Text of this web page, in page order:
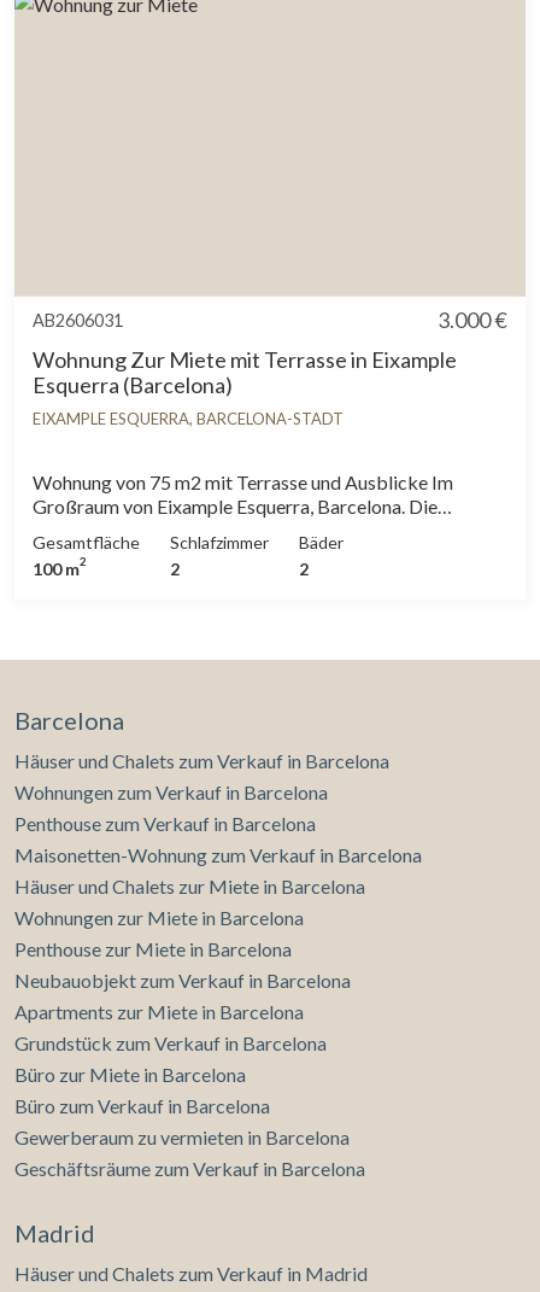
kein staatliches Informationszertifikat über
AB2606031
3.000 €
Wohnung Zur Miete mit Terrasse in Eixample
Esquerra (Barcelona)
EIXAMPLE ESQUERRA, BARCELONA-STADT
Wohnung von 75 m2 mit Terrasse und Ausblicke Im
Großraum von Eixample Esquerra, Barcelona. Die
Balkon und Heizung.* In Übereinstimmung mit dem
Gesetz 12/2023 und dem Gesetz 18/2007 informieren
Gesamtfläche
100 m2
Schlafzimmer
2
Bäder
2
Barcelona
Häuser und Chalets zum Verkauf in Barcelona
Wohnungen zum Verkauf in Barcelona
Penthouse zum Verkauf in Barcelona
Maisonetten-Wohnung zum Verkauf in Barcelona
Häuser und Chalets zur Miete in Barcelona
Wohnungen zur Miete in Barcelona
Penthouse zur Miete in Barcelona
Neubauobjekt zum Verkauf in Barcelona
Apartments zur Miete in Barcelona
Grundstück zum Verkauf in Barcelona
Büro zur Miete in Barcelona
Büro zum Verkauf in Barcelona
Gewerberaum zu vermieten in Barcelona
Geschäftsräume zum Verkauf in Barcelona
Madrid
Häuser und Chalets zum Verkauf in Madrid